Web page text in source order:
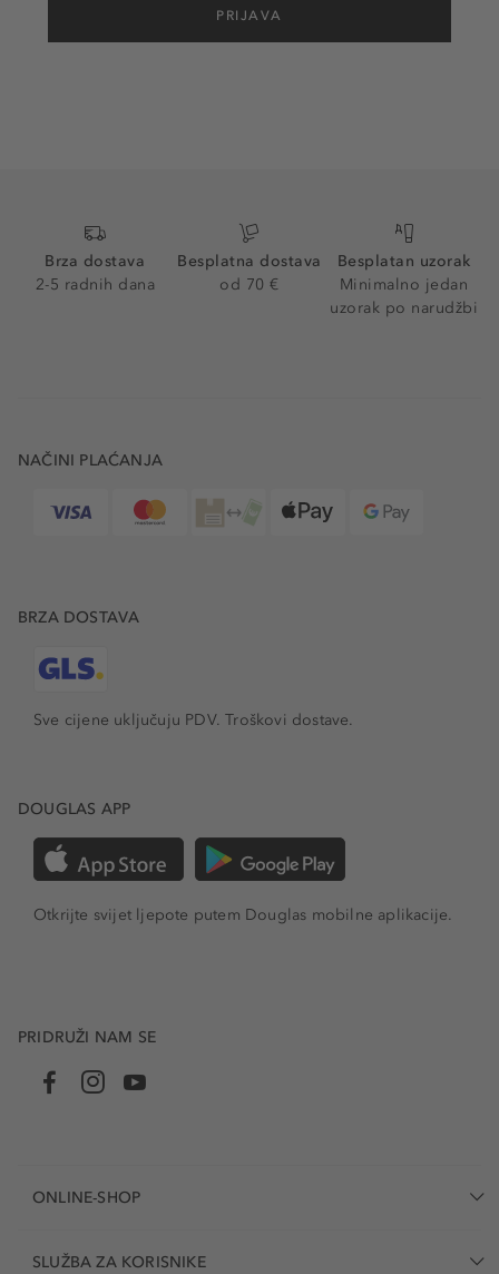
PRIJAVA
Brza dostava
2-5 radnih dana
Besplatna dostava
od 70 €
Besplatan uzorak
Minimalno jedan
uzorak po narudžbi
NAČINI PLAĆANJA
BRZA DOSTAVA
Sve cijene uključuju PDV.Troškovi dostave.
DOUGLAS APP
Otkrijte svijet ljepote putem Douglas mobilne aplikacije.
PRIDRUŽI NAM SE
ONLINE-SHOP
SLUŽBA ZA KORISNIKE